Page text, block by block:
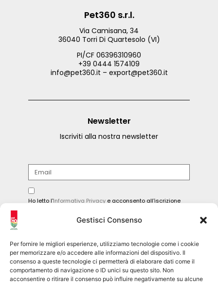
Gestisci Consenso
Per fornire le migliori esperienze, utilizziamo tecnologie come i cookie
per memorizzare e/o accedere alle informazioni del dispositivo. Il
consenso a queste tecnologie ci permetterà di elaborare dati come il
comportamento di navigazione o ID unici su questo sito. Non
acconsentire o ritirare il consenso può influire negativamente su alcune
Pet360 s.r.l.
Via Camisana, 34
36040 Torri Di Quartesolo (VI)
PI/CF 06396310960
+39 0444 1574109
info@pet360.it – export@pet360.it
Newsletter
Iscriviti alla nostra newsletter
Ho letto l'Informativa Privacy e acconsento all'iscrizione
INVIA
Seguici sui social